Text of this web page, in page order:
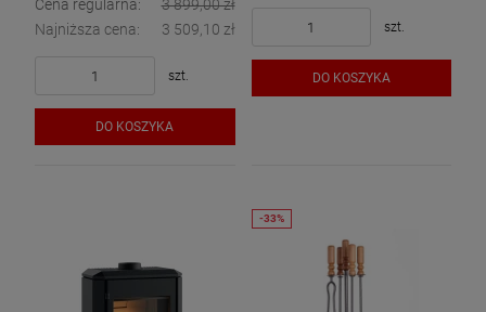
Cena regularna:
3 899,00 zł
Najniższa cena:
3 509,10 zł
szt.
DO KOSZYKA
szt.
DO KOSZYKA